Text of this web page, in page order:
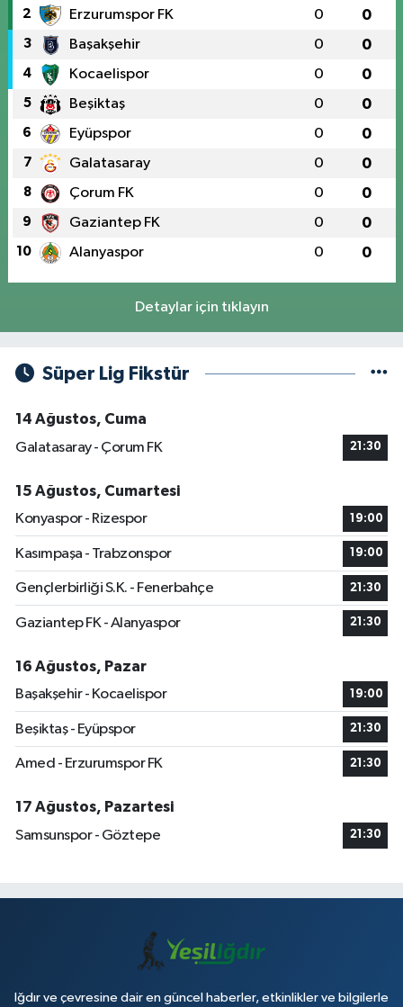
2 Erzurumspor FK 0 0
3 Başakşehir 0 0
4 Kocaelispor 0 0
5 Beşiktaş 0 0
6 Eyüpspor 0 0
7 Galatasaray 0 0
8 Çorum FK 0 0
9 Gaziantep FK 0 0
10 Alanyaspor 0 0
Detaylar için tıklayın
Süper Lig Fikstür
14 Ağustos, Cuma
Galatasaray - Çorum FK
21:30
15 Ağustos, Cumartesi
Konyaspor - Rizespor
19:00
Kasımpaşa - Trabzonspor 19:00
Gençlerbirliği S.K. - Fenerbahçe 21:30
Gaziantep FK - Alanyaspor 21:30
16 Ağustos, Pazar
Başakşehir - Kocaelispor
19:00
Beşiktaş - Eyüpspor 21:30
Amed - Erzurumspor FK 21:30
17 Ağustos, Pazartesi
Samsunspor - Göztepe
21:30
Iğdır ve çevresine dair en güncel haberler, etkinlikler ve bilgilerle